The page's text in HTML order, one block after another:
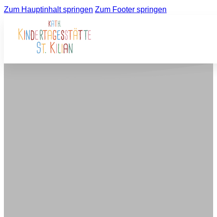
Zum Hauptinhalt springen Zum Footer springen